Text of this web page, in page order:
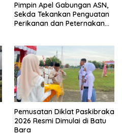
Pimpin Apel Gabungan ASN,
Sekda Tekankan Penguatan
Perikanan dan Peternakan
Pemusatan Diklat Paskibraka
2026 Resmi Dimulai di Batu
Bara